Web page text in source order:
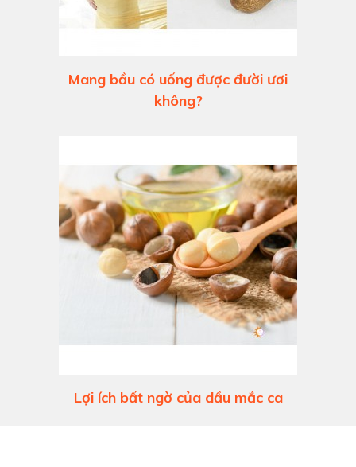
Mang bầu có uống được đười ươi
không?
Lợi ích bất ngờ của dầu mắc ca